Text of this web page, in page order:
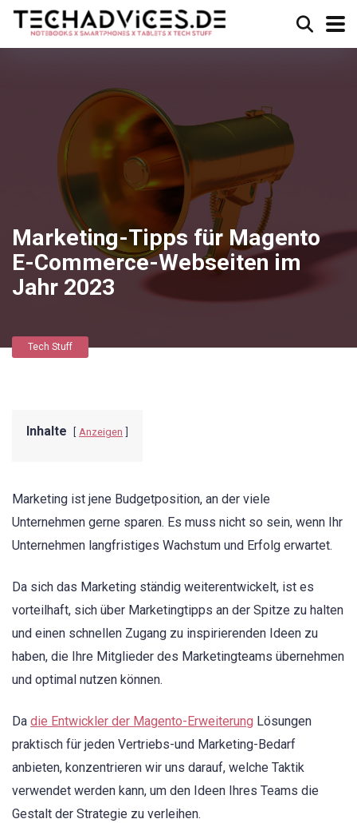
Marketing-Tipps für Magento
E-Commerce-Webseiten im
Jahr 2023
Tech Stuff
Inhalte Anzeigen
Marketing ist jene Budgetposition, an der viele
Unternehmen gerne sparen. Es muss nicht so sein, wenn Ihr
Unternehmen langfristiges Wachstum und Erfolg erwartet.
Da sich das Marketing ständig weiterentwickelt, ist es
vorteilhaft, sich über Marketingtipps an der Spitze zu halten
und einen schnellen Zugang zu inspirierenden Ideen zu
haben, die Ihre Mitglieder des Marketingteams übernehmen
und optimal nutzen können.
Da die Entwickler der Magento-Erweiterung Lösungen
praktisch für jeden Vertriebs-und Marketing-Bedarf
anbieten, konzentrieren wir uns darauf, welche Taktik
verwendet werden kann, um den Ideen Ihres Teams die
Gestalt der Strategie zu verleihen.